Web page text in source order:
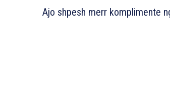
Ajo shpesh merr komplimente